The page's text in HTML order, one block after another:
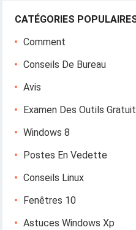
CATÉGORIES
Comment
Conseils De Bureau
Avis
Examen Des Outils
Windows 8
Postes En Vedette
Conseils Linux
Fenêtres 10
Astuces Windows Xp